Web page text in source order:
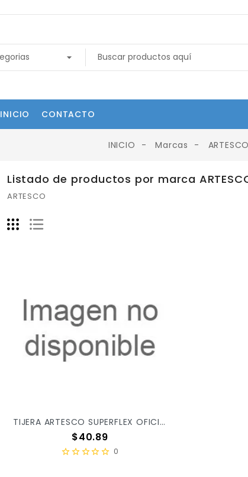
INICIO CONTACTO
INICIO Marcas ARTESCO
Listado de productos por marca
ARTESCO
TIJERA ARTESCO SUPERFLEX OFICINA 8" C/1PZ X/60
Precio
$40.89
0